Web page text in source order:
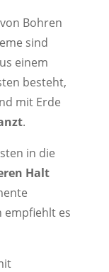
Bohren
sind
einem
besteht,
mit Erde
.
in die
Halt
empfiehlt es